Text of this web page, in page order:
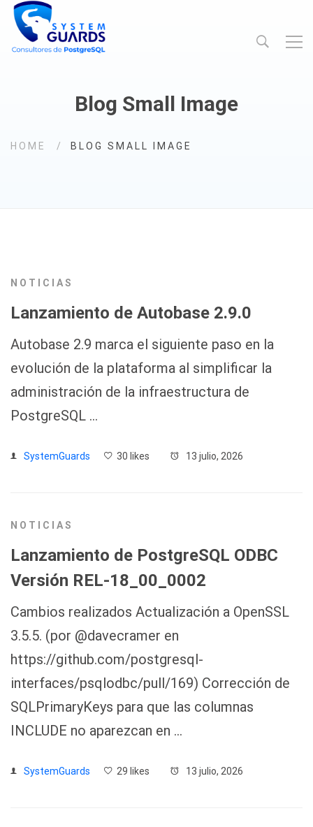
Blog Small Image
HOME BLOG SMALL IMAGE
NOTICIAS
Lanzamiento de Autobase 2.9.0
Autobase 2.9 marca el siguiente paso en la
evolución de la plataforma al simplificar la
administración de la infraestructura de
PostgreSQL …
SystemGuards 30 likes 13 julio, 2026
NOTICIAS
Lanzamiento de PostgreSQL ODBC
Versión REL-18_00_0002
Cambios realizados Actualización a OpenSSL
3.5.5. (por @davecramer en
https://github.com/postgresql-
interfaces/psqlodbc/pull/169) Corrección de
SQLPrimaryKeys para que las columnas
INCLUDE no aparezcan en …
SystemGuards 29 likes 13 julio, 2026